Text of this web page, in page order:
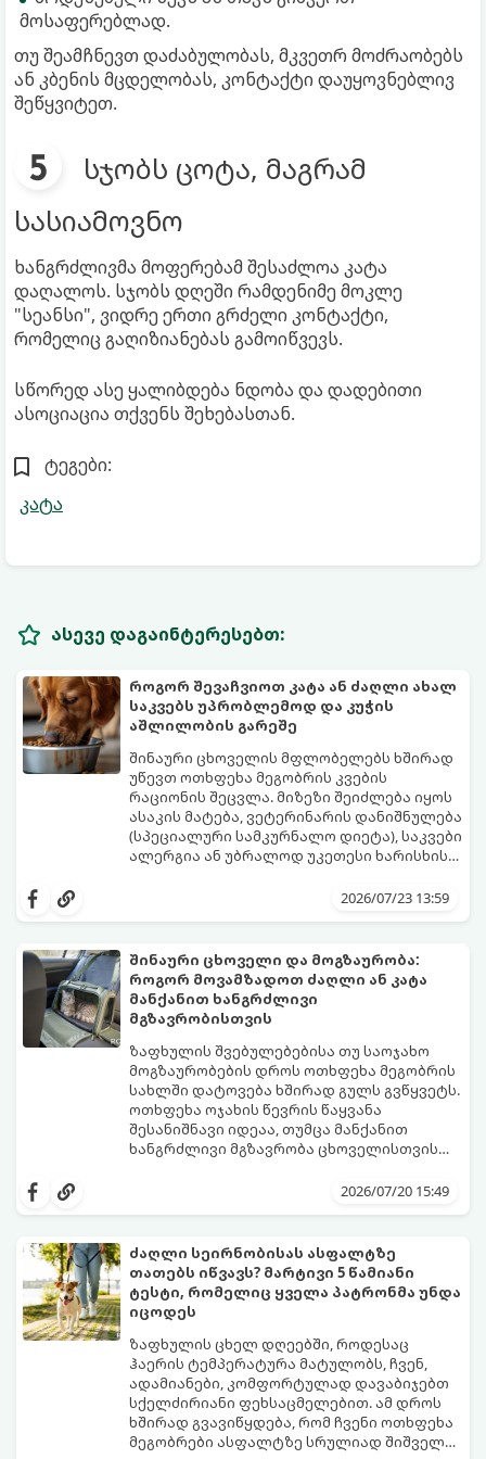
მოსაფერებლად.
თუ შეამჩნევთ დაძაბულობას, მკვეთრ მოძრაობებს
ან კბენის მცდელობას, კონტაქტი დაუყოვნებლივ
შეწყვიტეთ.
სჯობს ცოტა, მაგრამ
სასიამოვნო
ხანგრძლივმა მოფერებამ შესაძლოა კატა
დაღალოს. სჯობს დღეში რამდენიმე მოკლე
"სეანსი", ვიდრე ერთი გრძელი კონტაქტი,
რომელიც გაღიზიანებას გამოიწვევს.
სწორედ ასე ყალიბდება ნდობა და დადებითი
ასოციაცია თქვენს შეხებასთან.
ტეგები:
კატა
ასევე დაგაინტერესებთ:
როგორ შევაჩვიოთ კატა ან ძაღლი ახალ
საკვებს უპრობლემოდ და კუჭის
აშლილობის გარეშე
შინაური ცხოველის მფლობელებს ხშირად
უწევთ ოთხფეხა მეგობრის კვების
რაციონის შეცვლა. მიზეზი შეიძლება იყოს
ასაკის მატება, ვეტერინარის დანიშნულება
(სპეციალური სამკურნალო დიეტა), საკვები
ალერგია ან უბრალოდ უკეთესი ხარისხის
უშვებენ, საკვების მკვეთრი, ერთდღიანი
მიკროფლორა) ეჩვევა კონკრეტულ
შემადგენლობას. კვების მკვეთრმა
ცვლილებამ შეიძლება გამოიწვიოს
ძლიერი სტრესი, გულისრევა, გაზები ან
დიარეა (კუჭის აშლილობა).
იმისათვის, რომ პროცესმა უმტკივნეულოდ
ჩაიაროს, გამოიყენება ვეტერინარების
მიერ აღიარებული 7-დღიანი გარდამავალი
სქემა.
2026/07/23 13:59
შინაური ცხოველი და მოგზაურობა:
როგორ მოვამზადოთ ძაღლი ან კატა
მანქანით ხანგრძლივი
მგზავრობისთვის
ზაფხულის შვებულებებისა თუ საოჯახო
მოგზაურობების დროს ოთხფეხა მეგობრის
სახლში დატოვება ხშირად გულს გვწყვეტს.
ოთხფეხა ოჯახის წევრის წაყვანა
შესანიშნავი იდეაა, თუმცა მანქანით
ხანგრძლივი მგზავრობა ცხოველისთვის
დაავადებასთან (გულისრევასთან) და
თქვენთვის, ისე თქვენი ოთხფეხა
მომზადებაა საჭირო.
გთავაზობთ პროფესიონალურ
გზამკვლევს, თუ როგორ მოამზადოთ
ძაღლი ან კატა ხანგრძლივი
ავტომოგზაურობისთვის.
2026/07/20 15:49
ძაღლი სეირნობისას ასფალტზე
თათებს იწვავს? მარტივი 5 წამიანი
ტესტი, რომელიც ყველა პატრონმა უნდა
იცოდეს
ზაფხულის ცხელ დღეებში, როდესაც
ჰაერის ტემპერატურა მატულობს, ჩვენ,
ადამიანები, კომფორტულად დავაბიჯებთ
სქელძირიანი ფეხსაცმელებით. ამ დროს
ხშირად გვავიწყდება, რომ ჩვენი ოთხფეხა
მეგობრები ასფალტზე სრულიად შიშველი